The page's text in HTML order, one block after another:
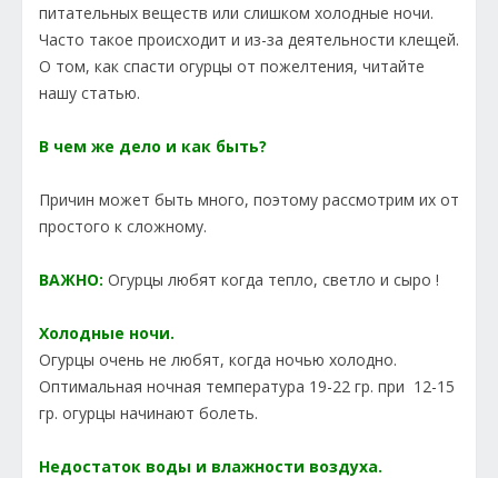
питательных веществ или слишком холодные ночи.
Часто такое происходит и из-за деятельности клещей.
О том, как спасти огурцы от пожелтения, читайте
нашу статью.
В чем же дело и как быть?
Причин может быть много, поэтому рассмотрим их от
простого к сложному.
ВАЖНО: Огурцы любят когда тепло, светло и сыро !
Холодные ночи.
Огурцы очень не любят, когда ночью холодно.
Оптимальная ночная температура 19-22 гр. при 12-15
гр. огурцы начинают болеть.
Недостаток воды и влажности воздуха.